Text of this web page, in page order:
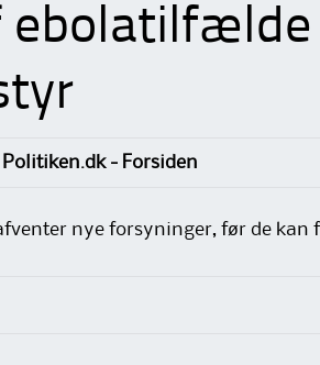
Politiken.dk - Forsiden
nye forsyninger, før de